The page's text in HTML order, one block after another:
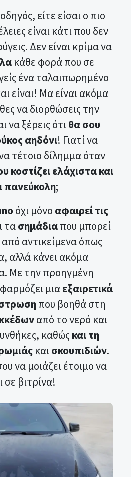
είτε είσαι ο πιο
είναι κάτι που δεν
Δεν είναι κρίμα να
κάθε φορά που σε
ένα ταλαιπωρημένο
είναι! Μα είναι ακόμα
να διορθώσεις την
να ξέρεις ότιθα σου
αηδόνι! Γιατί να
τέτοιο δίλημμα όταν
κοστίζει ελάχιστα και
πανεύκολη;
όχι μόνο αφαιρεί τις
τασημάδιαπου μπορεί
αντικείμενα όπως
αλλά κάνει ακόμα
Με την προηγμένη
μιαεξαιρετικά
που βοηθά στη
από το νερό και
καθώςκαι τη
καισκουπιδιών.
να μοιάζει έτοιμο να
σε βιτρίνα!